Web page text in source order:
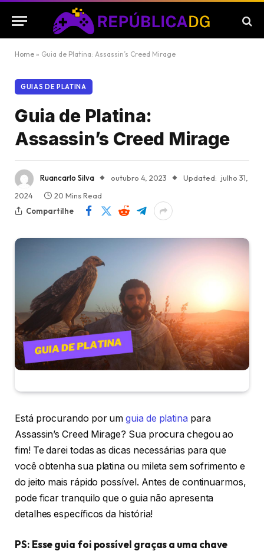
Home » Guia de Platina: Assassin’s Creed Mirage
GUIAS DE PLATINA
Guia de Platina:
Assassin’s Creed Mirage
Ruancarlo Silva outubro 4, 2023 Updated: julho 31,
2024
20 Mins Read
Compartilhe
Está procurando por umguia de platina para
Assassin’s Creed Mirage? Sua procura chegou ao
fim! Te darei todas as dicas necessárias para que
você obtenha sua platina ou mileta sem sofrimento e
do jeito mais rápido possível. Antes de continuarmos,
pode ficar tranquilo que o guia não apresenta
detalhes específicos da história!
PS: Esse guia foi possível graças a uma chave